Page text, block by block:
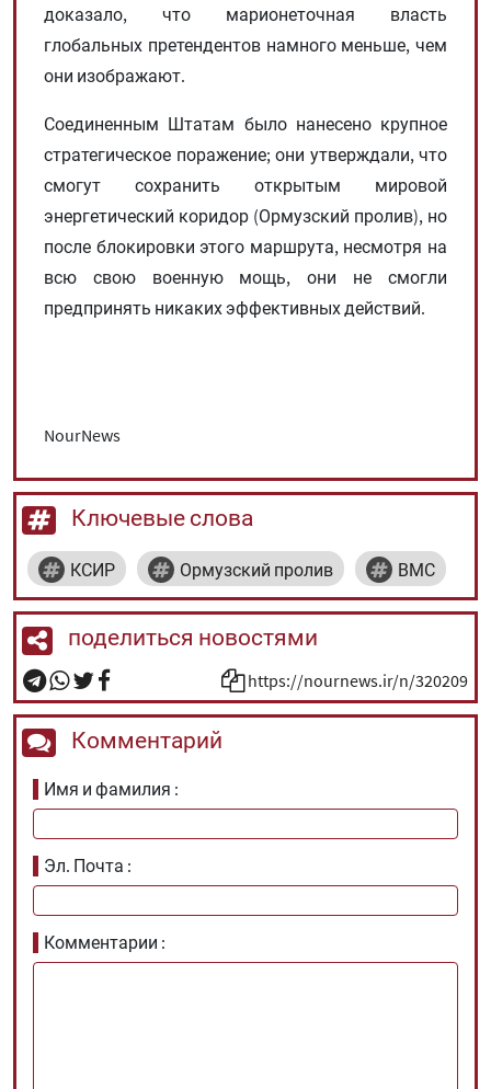
доказало, что марионеточная власть
глобальных претендентов намного меньше, чем
они изображают.
Соединенным Штатам было нанесено крупное
стратегическое поражение; они утверждали, что
смогут сохранить открытым мировой
энергетический коридор (Ормузский пролив), но
после блокировки этого маршрута, несмотря на
всю свою военную мощь, они не смогли
предпринять никаких эффективных действий.
NourNews
Ключевые слова
КСИР Ормузский пролив ВМС
поделиться новостями
https://nournews.ir/n/320209
Комментарий
Имя и фамилия
Эл. Почта
Комментарии